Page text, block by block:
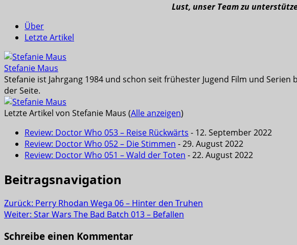
Lust, unser Team zu
Über
Letzte Artikel
Stefanie Maus
Stefanie ist Jahrgang 1984 und schon seit frühester Jugend Film und
der Seite.
Letzte Artikel von Stefanie Maus (Alle anzeigen)
Review: Doctor Who 053 – Reise Rückwärts - 12. September 2022
Review: Doctor Who 052 – Die Stimmen - 29. August 2022
Review: Doctor Who 051 – Wald der Toten - 22. August 2022
Beitragsnavigation
Zurück: Perry Rhodan Wega 06 – Hinter den Truhen
Weiter: Star Wars The Bad Batch 013 – Befallen
Schreibe einen Kommentar